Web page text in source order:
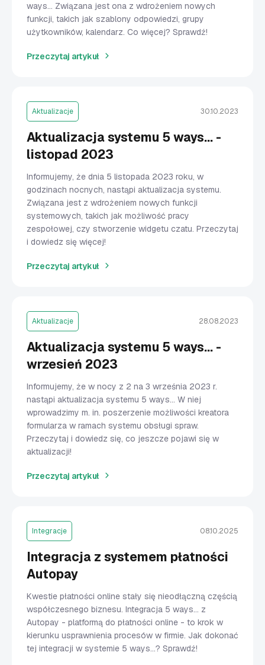
ways… Związana jest ona z wdrożeniem nowych
funkcji, takich jak szablony odpowiedzi, grupy
użytkowników, kalendarz. Co więcej? Sprawdź!
Przeczytaj artykuł
Aktualizacje 30.10.2023
Aktualizacja systemu 5 ways... -
listopad 2023
Informujemy, że dnia 5 listopada 2023 roku, w
godzinach nocnych, nastąpi aktualizacja systemu.
Związana jest z wdrożeniem nowych funkcji
systemowych, takich jak możliwość pracy
zespołowej, czy stworzenie widgetu czatu. Przeczytaj
i dowiedz się więcej!
Przeczytaj artykuł
Aktualizacje 28.08.2023
Aktualizacja systemu 5 ways... -
wrzesień 2023
Informujemy, że w nocy z 2 na 3 września 2023 r.
nastąpi aktualizacja systemu 5 ways... W niej
wprowadzimy m. in. poszerzenie możliwości kreatora
formularza w ramach systemu obsługi spraw.
Przeczytaj i dowiedz się, co jeszcze pojawi się w
aktualizacji!
Przeczytaj artykuł
Integracje 08.10.2025
Integracja z systemem płatności
Autopay
Kwestie płatności online stały się nieodłączną częścią
współczesnego biznesu. Integracja 5 ways… z
Autopay - platformą do płatności online - to krok w
kierunku usprawnienia procesów w firmie. Jak dokonać
tej integracji w systemie 5 ways...? Sprawdź!